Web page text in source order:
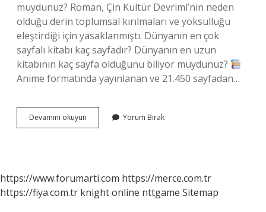
muydunuz? Roman, Çin Kültür Devrimi’nin neden
olduğu derin toplumsal kırılmaları ve yoksulluğu
eleştirdiği için yasaklanmıştı. Dünyanın en çok
sayfalı kitabı kaç sayfadır? Dünyanın en uzun
kitabının kaç sayfa olduğunu biliyor muydunuz?
Anime formatında yayınlanan ve 21.450 sayfadan…
Devamını okuyun Yaşamak
Sakinlik
Yorum Bırak
https://www.forumarti.com https://merce.com.tr
https://fiya.com.tr knight online nttgame Sitemap